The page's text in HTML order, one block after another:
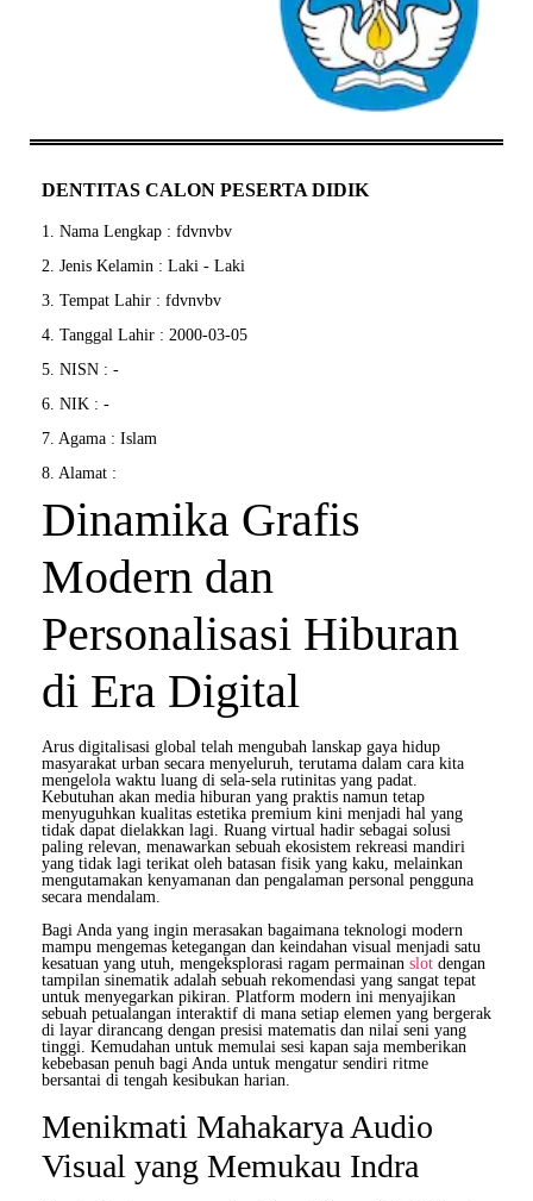
DENTITAS CALON PESERTA DIDIK
1. Nama Lengkap : fdvnvbv
2. Jenis Kelamin : Laki - Laki
3. Tempat Lahir : fdvnvbv
4. Tanggal Lahir : 2000-03-05
5. NISN : -
6. NIK : -
7. Agama : Islam
8. Alamat :
Dinamika Grafis
Modern dan
Personalisasi Hiburan
di Era Digital
Arus digitalisasi global telah mengubah lanskap gaya hidup
masyarakat urban secara menyeluruh, terutama dalam cara kita
mengelola waktu luang di sela-sela rutinitas yang padat.
Kebutuhan akan media hiburan yang praktis namun tetap
menyuguhkan kualitas estetika premium kini menjadi hal yang
tidak dapat dielakkan lagi. Ruang virtual hadir sebagai solusi
paling relevan, menawarkan sebuah ekosistem rekreasi mandiri
yang tidak lagi terikat oleh batasan fisik yang kaku, melainkan
mengutamakan kenyamanan dan pengalaman personal pengguna
secara mendalam.
Bagi Anda yang ingin merasakan bagaimana teknologi modern
mampu mengemas ketegangan dan keindahan visual menjadi satu
kesatuan yang utuh, mengeksplorasi ragam permainan slot dengan
tampilan sinematik adalah sebuah rekomendasi yang sangat tepat
untuk menyegarkan pikiran. Platform modern ini menyajikan
sebuah petualangan interaktif di mana setiap elemen yang bergerak
di layar dirancang dengan presisi matematis dan nilai seni yang
tinggi. Kemudahan untuk memulai sesi kapan saja memberikan
kebebasan penuh bagi Anda untuk mengatur sendiri ritme
bersantai di tengah kesibukan harian.
Menikmati Mahakarya Audio
Visual yang Memukau Indra